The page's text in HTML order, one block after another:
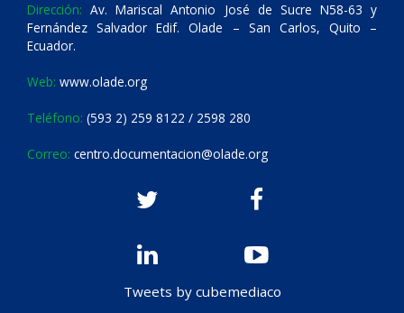
Dirección: Av. Mariscal Antonio José de Sucre N58-63 y
Fernández Salvador Edif. Olade – San Carlos, Quito –
Ecuador.
Web: www.olade.org
Teléfono: (593 2) 259 8122 / 2598 280
Correo: centro.documentacion@olade.org
Tweets by cubemediaco